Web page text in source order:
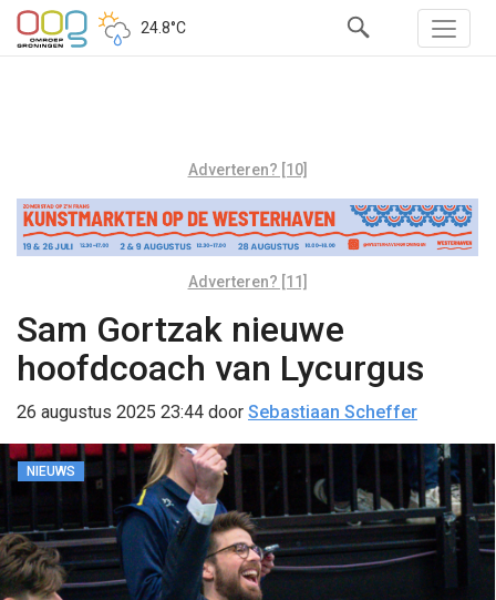
24.8°C
Adverteren? [10]
Adverteren? [11]
Sam Gortzak nieuwe
hoofdcoach van Lycurgus
26 augustus 2025 23:44 door Sebastiaan Scheffer
NIEUWS